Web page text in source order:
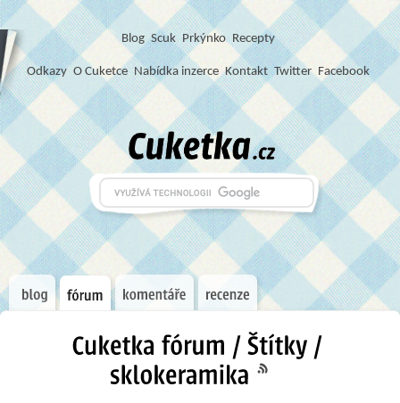
Blog Scuk Prkýnko Recepty
Odkazy O Cuketce Nabídka inzerce Kontakt Twitter Facebook